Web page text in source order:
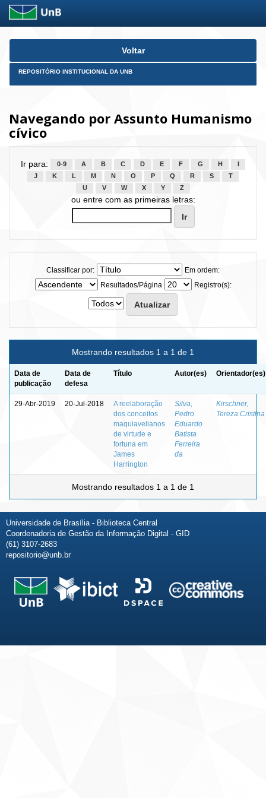
Skip
Voltar
REPOSITÓRIO INSTITUCIONAL DA UNB
Navegando por Assunto Humanismo
cívico
Ir para: 0-9 A B C D E F G H
J
K L M N O P Q R S
T
U
V W X Y Z
ou entre com as primeiras letras:
Classificar por:
Em ordem:
Resultados/Página
Registro(s):
Mostrando resultados 1 a 1 de 1
Data de
publicação
Data de
defesa
Título Autor(es) Orientador(es)
29-Abr-2019 20-Jul-2018
A reelaboração
dos conceitos
maquiavelianos
de virtude e
fortuna em
James
Harrington
Silva,
Pedro
Eduardo
Batista
Ferreira
da
Kirschner,
Tereza Cristina
Mostrando resultados 1 a 1 de 1
Universidade de Brasília - Biblioteca Central
Coordenadoria de Gestão da Informação Digital - GID
(61) 3107-2683
repositorio@unb.br